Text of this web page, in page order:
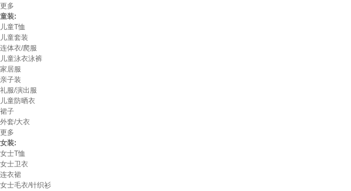
更多
童装:
儿童T恤
儿童套装
连体衣/爬服
儿童泳衣泳裤
家居服
亲子装
礼服/演出服
儿童防晒衣
裙子
外套/大衣
更多
女装:
女士T恤
女士卫衣
连衣裙
女士毛衣/针织衫